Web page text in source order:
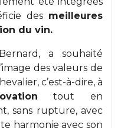
desmeilleures
du vin.
a souhaité
des valeurs de
c’est-à-dire, à
tout en
sans rupture, avec
harmonie avec son